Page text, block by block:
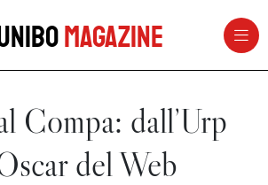
pagina
Magazine
Compa: dall’Urp
del Web